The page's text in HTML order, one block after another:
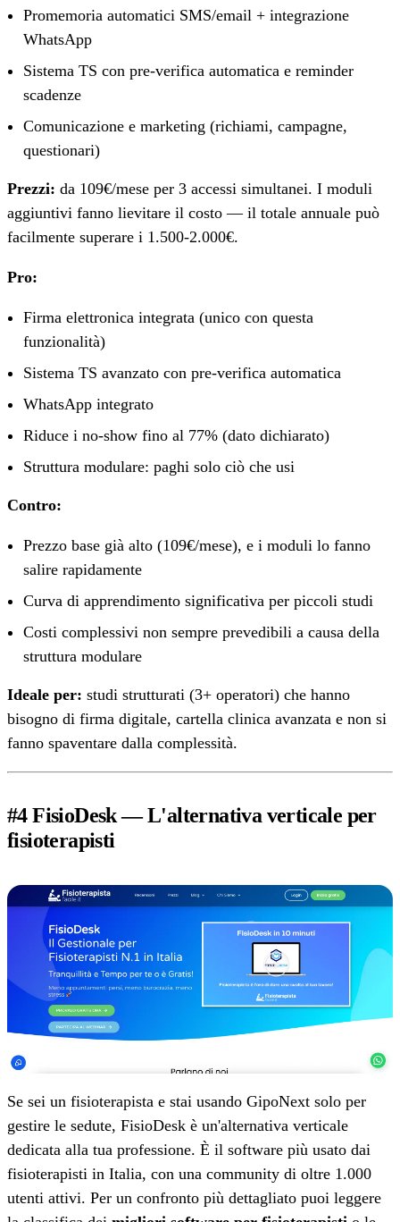
Promemoria automatici SMS/email + integrazione
WhatsApp
Sistema TS con pre-verifica automatica e reminder
scadenze
Comunicazione e marketing (richiami, campagne,
questionari)
Prezzi: da 109€/mese per 3 accessi simultanei. I moduli
aggiuntivi fanno lievitare il costo — il totale annuale può
facilmente superare i 1.500-2.000€.
Pro:
Firma elettronica integrata (unico con questa
funzionalità)
Sistema TS avanzato con pre-verifica automatica
WhatsApp integrato
Riduce i no-show fino al 77% (dato dichiarato)
Struttura modulare: paghi solo ciò che usi
Contro:
Prezzo base già alto (109€/mese), e i moduli lo fanno
salire rapidamente
Curva di apprendimento significativa per piccoli studi
Costi complessivi non sempre prevedibili a causa della
struttura modulare
Ideale per: studi strutturati (3+ operatori) che hanno
bisogno di firma digitale, cartella clinica avanzata e non si
fanno spaventare dalla complessità.
#4 FisioDesk — L'alternativa verticale per
fisioterapisti
Se sei un fisioterapista e stai usando GipoNext solo per
gestire le sedute, FisioDesk è un'alternativa verticale
dedicata alla tua professione. È il software più usato dai
fisioterapisti in Italia, con una community di oltre 1.000
utenti attivi. Per un confronto più dettagliato puoi leggere